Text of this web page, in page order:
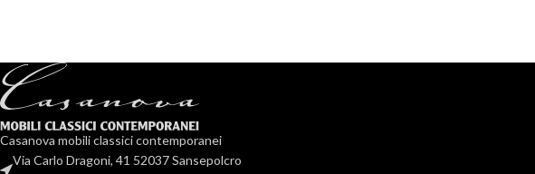
Casanova mobili classici contemporanei
Via Carlo Dragoni, 41 52037 Sansepolcro